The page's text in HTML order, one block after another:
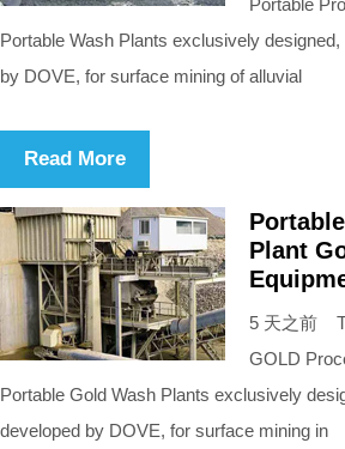
Portable Wash Plants exclusively
by DOVE, for surface mining of alluvial
Read More
Plant
5 天之前
GOLD
Portable Gold Wash Plants exclusively
developed by DOVE, for surface mining in